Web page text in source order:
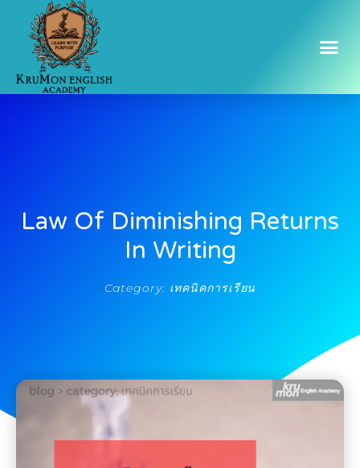
Law Of Diminishing Returns
In Writing
Category: เทคนิคการเรียน